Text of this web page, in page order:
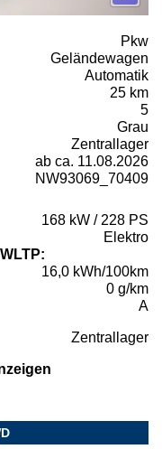
Pkw
Geländewagen
Automatik
25 km
5
Grau
Zentrallager
ab ca. 11.08.2026
NW93069_70409
168 kW / 228 PS
Elektro
16,0 kWh/100km
0 g/km
A
Zentrallager